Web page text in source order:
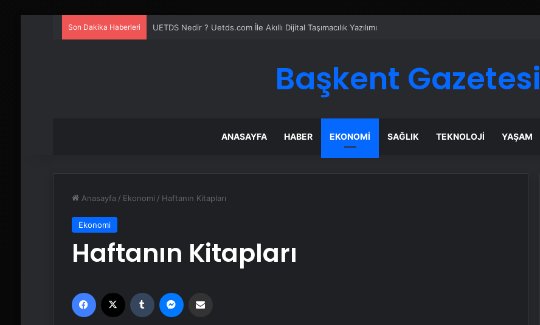
Son Dakika Haberleri UETDS Nedir ? Uetds.com İle Akıllı Dijital Taşımacılık Yazılımı
Başkent Gazetesi
ANASAYFA HABER EKONOMI SAĞLIK TEKNOLOJI YAŞAM
Anasayfa / Ekonomi / Haftanın Kitapları
Ekonomi
Haftanın Kitapları
Facebook Tumblr